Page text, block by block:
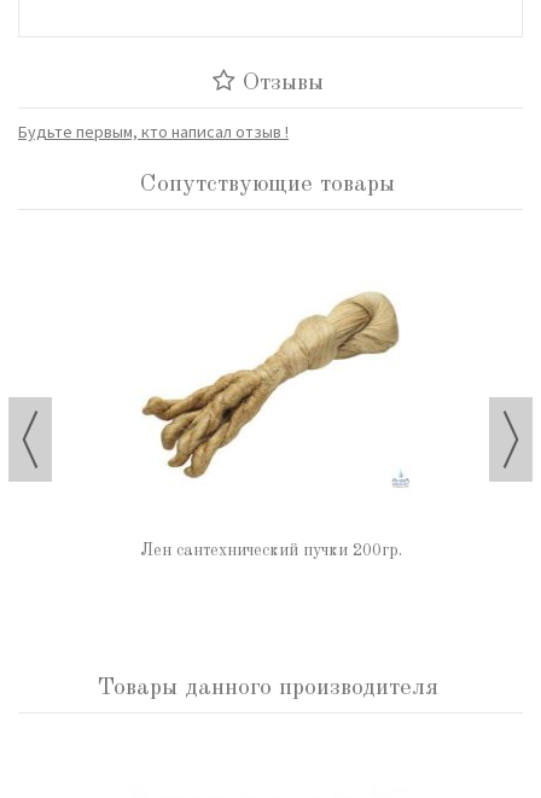
Отзывы
Будьте первым, кто написал отзыв !
Сопутствующие товары
Лен сантехнический пучки 200гр.
Товары данного производителя